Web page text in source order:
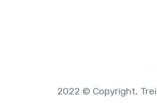
2022 © Copyright,